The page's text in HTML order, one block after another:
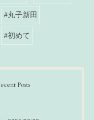
#丸子新田
#初めて
Posts